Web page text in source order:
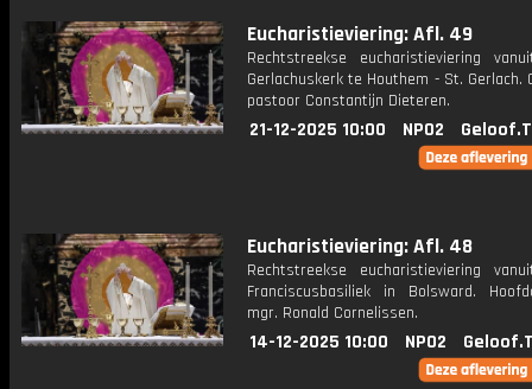
Eucharistieviering: Afl. 49
Rechtstreekse eucharistieviering
Gerlachuskerk te Houthem - St. Gerlach.
pastoor Constantijn Dieteren.
21-12-2025 10:00 NPO2
Eucharistieviering: Afl. 48
Rechtstreekse eucharistieviering
Franciscusbasiliek in Bolsward.
mgr. Ronald Cornelissen.
14-12-2025 10:00 NPO2